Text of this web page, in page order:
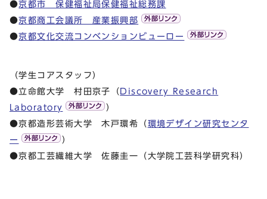
●京都市 保健福祉局保健福祉総務課
●京都商工会議所 産業振興部
●京都文化交流コンベンションビューロー
（学生コアスタッフ）
●立命館大学 村田京子（ Discovery Research
Laboratory
）
●京都造形芸術大学 木戸環希（ 環境デザイン研究センタ
ー
）
●京都工芸繊維大学 佐藤圭一（大学院工芸科学研究科）